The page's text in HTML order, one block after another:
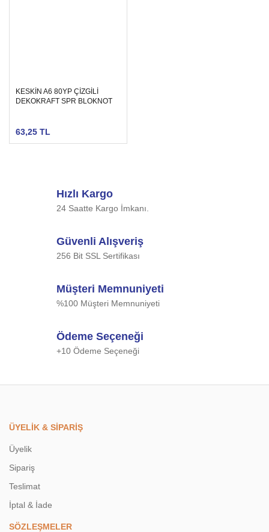
KESKİN A6 80YP ÇİZGİLİ
DEKOKRAFT SPR BLOKNOT
63,25 TL
Hızlı Kargo
24 Saatte Kargo İmkanı.
Güvenli Alışveriş
256 Bit SSL Sertifikası
Müşteri Memnuniyeti
%100 Müşteri Memnuniyeti
Ödeme Seçeneği
+10 Ödeme Seçeneği
ÜYELİK & SİPARİŞ
Üyelik
Sipariş
Teslimat
İptal & İade
SÖZLEŞMELER